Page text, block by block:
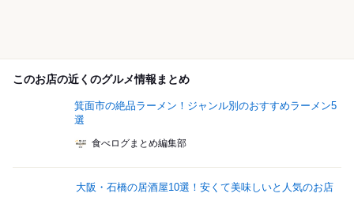
このお店の近くのグルメ情報まとめ
箕面市の絶品ラーメン！ジャンル別のおすすめラーメン5
選
食べログまとめ編集部
大阪・石橋の居酒屋10選！安くて美味しいと人気のお店